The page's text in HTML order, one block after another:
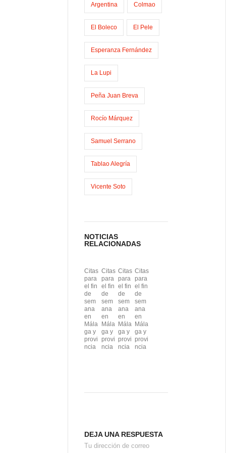
i
r
Argentina Colmao
El Boleco El Pele
Esperanza Fernández
La Lupi
Peña Juan Breva
Rocío Márquez
Samuel Serrano
Tablao Alegría
Vicente Soto
NOTICIAS
RELACIONADAS
Citas
para
el fin
de
sem
ana
en
Mála
ga y
provi
ncia
Citas
para
el fin
de
sem
ana
en
Mála
ga y
provi
ncia
Citas
para
el fin
de
sem
ana
en
Mála
ga y
provi
ncia
Citas
para
el fin
de
sem
ana
en
Mála
ga y
provi
ncia
DEJA UNA RESPUESTA
Tu dirección de correo